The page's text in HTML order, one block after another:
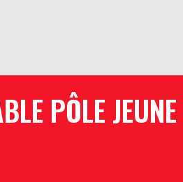
PÔLE JEUNE